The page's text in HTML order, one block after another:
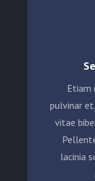
Etiam
pulvinar
vitae
lacinia